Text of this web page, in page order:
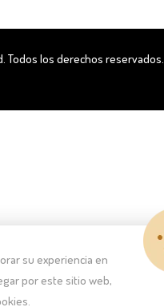
. Todos los derechos reservados.
su experiencia en
por este sitio web,